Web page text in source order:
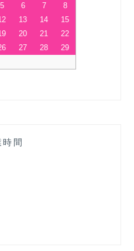
5 6 7
8
13 14
15
20 21
22
27 28
29
間